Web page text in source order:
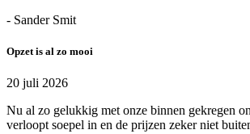
- Sander Smit
Opzet is al zo mooi
20 juli 2026
Nu al zo gelukkig met onze binnen gekregen
verloopt soepel in en de prijzen zeker niet